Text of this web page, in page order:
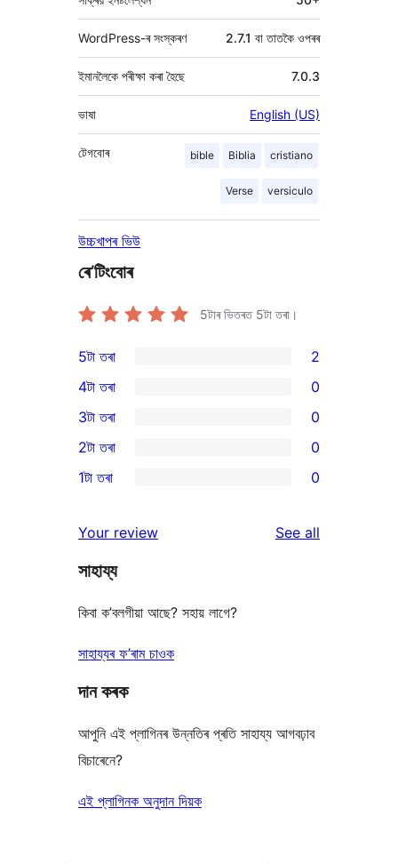
WordPress-ৰ সংস্কৰণ 2.7.1 বা তাতকৈ ওপৰৰ
ইমানলৈকে পৰীক্ষা কৰা হৈছে 7.0.3
ভাষা English (US)
bible Biblia cristiano
Verse versiculo
টেগবোৰ
উচ্চখাপৰ ভিউ
ৰে’টিংবোৰ
5টাৰ ভিতৰত 5টা তৰা।
2
5-
star
reviews
5টা তৰা 2
4-
star
reviews
4টা তৰা 0
0
3-
star
3টা তৰা 0
2-
reviews
2টা তৰা 0
star
reviews
1টা তৰা 0
Your review See all
সাহায্য
কিবা ক’বলগীয়া আছে? সহায় লাগে?
সাহায্যৰ ফ’ৰাম চাওক
দান কৰক
আপুনি এই প্লাগিনৰ উন্নতিৰ প্ৰতি সাহায্য আগবঢ়াব
বিচাৰেনে?
এই প্লাগিনক অনুদান দিয়ক